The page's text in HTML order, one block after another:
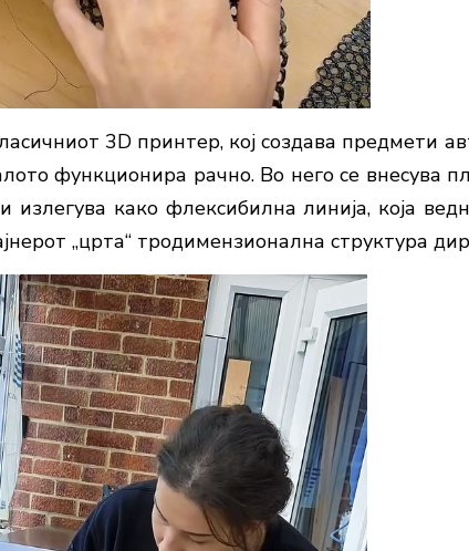
3D принтер, кој создава предмети
функционира рачно. Во него се внесува
излегува како флексибилна линија, која
„црта“ тродимензионална структура